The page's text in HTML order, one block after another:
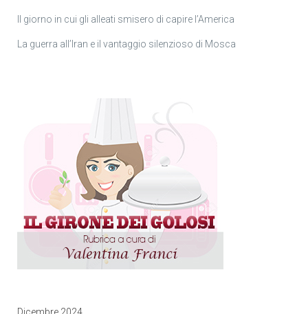
Il giorno in cui gli alleati smisero di capire l’America
La guerra all’Iran e il vantaggio silenzioso di Mosca
Dicembre 2024